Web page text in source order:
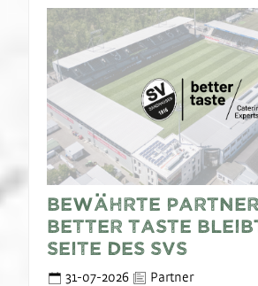
Bewährte
Better Taste
Seite des SVS
31-07-2026 Partner